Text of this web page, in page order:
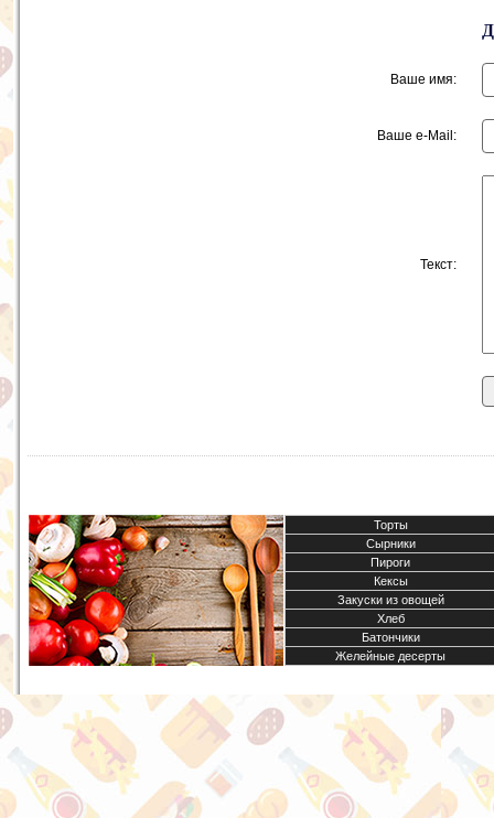
Ваше имя:
Ваше e-Mail:
Текст:
Торты
Сырники
Пироги
Кексы
Закуски из овощей
Хлеб
Батончики
Желейные десерты